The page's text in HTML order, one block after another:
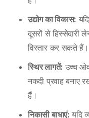
उद्योग का विकास:
दूसरों से हिस्सेदारी
विस्तार कर सकते हैं।
स्थिर लागतें: उच्च
नकदी प्रवाह
हैं।
निकासी बाधाएं: यदि